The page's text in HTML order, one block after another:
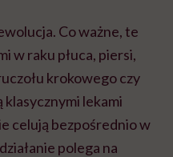
Co ważne, te
w raku płuca, piersi,
krokowego czy
klasycznymi lekami
celują bezpośrednio w
polega na